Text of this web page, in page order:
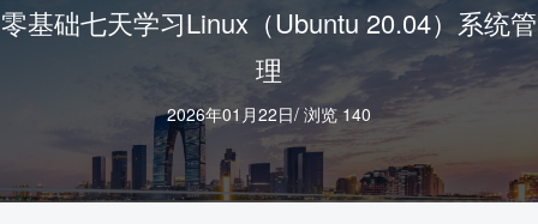
零基础七天学习Linux（Ubuntu 20.04）系统管
理
2026年01月22日/ 浏览 140